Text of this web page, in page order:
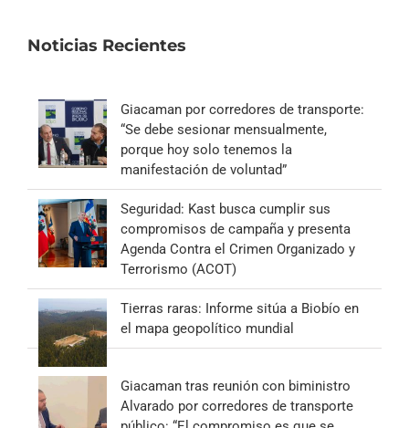
Noticias Recientes
Giacaman por corredores de transporte:
“Se debe sesionar mensualmente,
porque hoy solo tenemos la
manifestación de voluntad”
Seguridad: Kast busca cumplir sus
compromisos de campaña y presenta
Agenda Contra el Crimen Organizado y
Terrorismo (ACOT)
Tierras raras: Informe sitúa a Biobío en
el mapa geopolítico mundial
Giacaman tras reunión con biministro
Alvarado por corredores de transporte